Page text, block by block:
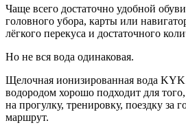
Чаще всего достаточно удобной
головного убора, карты или
лёгкого перекуса и достаточного
Но не вся вода одинаковая.
Щелочная ионизированная вода
водородом хорошо подходит для
на прогулку, тренировку, поездку за
маршрут.